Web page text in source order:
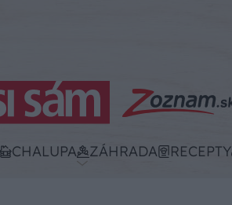
CHALUPA ZÁHRADA RECEPTY